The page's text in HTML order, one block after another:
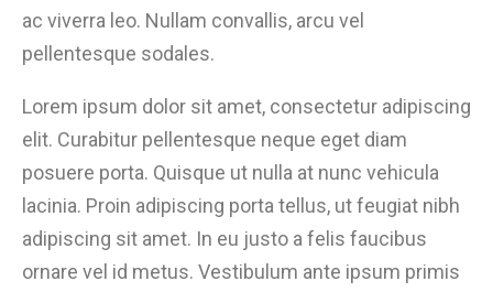
ac viverra leo. Nullam convallis, arcu vel
pellentesque sodales.
Lorem ipsum dolor sit amet, consectetur adipiscing
elit. Curabitur pellentesque neque eget diam
posuere porta. Quisque ut nulla at nunc vehicula
lacinia. Proin adipiscing porta tellus, ut feugiat nibh
adipiscing sit amet. In eu justo a felis faucibus
ornare vel id metus. Vestibulum ante ipsum primis